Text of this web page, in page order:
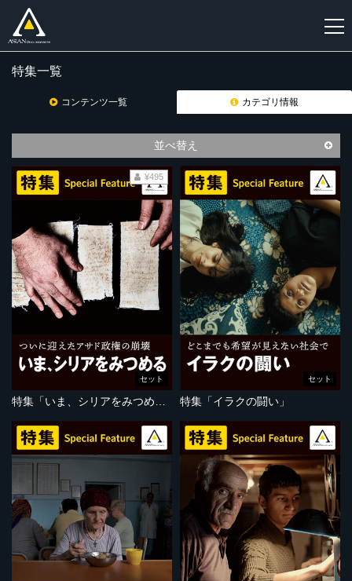
登
特集一覧
コンテンツ一覧 カテゴリ情報
並べ替え
セット
¥495
セット
特集「イラクの闘い」